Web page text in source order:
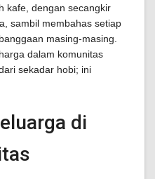
kafe, dengan secangkir
sambil membahas setiap
masing-masing.
dalam komunitas
sekadar hobi; ini
di